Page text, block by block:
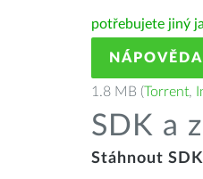
potřebujete jiný
1.8 MB (Torrent,
SDK a
Stáhnout SDK